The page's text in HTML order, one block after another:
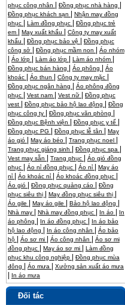
phục công nhân
Đồng phục nhà hàng
Đồng phục khách sạn
Nhận may đồng
phục
Làm đồng phục
Đồng phục trẻ
em
May xuất khẩu
Công ty may xuất
khẩu
Đồng phục bảo vệ
Đồng phục
công sở
Đồng phục mầm non Áo nhóm
Áo lớp Làm áo lớp Làm áo nhóm
Đồng phục bán hàng Áo phông
Áo
khoác
Áo thun Công ty may mặc
Đồng phục ngân hàng
Áo phông đồng
phục
Vest nam Vest nữ
Đồng phục
vest
Đồng phục bảo hộ lao động
Đồng
phục công ty
Đồng phục văn phòng
Đồng phục Bệnh viện Đồng phục y tế
Đồng phục PG Đồng phục lễ tân
May
áo gió
May áo béo Trang phục noel
Trang phục giáng sinh Đồng phục spa
Vest may sẵn Trang phục
Áo gió đồng
phục
Áo nỉ đồng phục Áo nỉ
May áo
nỉ
Áo khoác nỉ Áo khoác đồng phục
Áo gió Đồng phục quảng cáo
Đồng
phục siêu thị
May đồng phục siêu thị
Áo gile May áo gile Bảo hộ lao động
Nhà may Nhà may đồng phục In áo
In
áo phông
In áo đồng phục
In áo bảo
hộ lao động
In áo công nhân
Áo bảo
hộ
Áo sơ mi Áo công nhân
Áo sơ mi
đồng phục
May áo sơ mi
Làm đồng
phục khu công nghiệp
Đồng phục mùa
đông
Áo mưa Xưởng sản xuất áo mưa
In áo mưa
Đối tác